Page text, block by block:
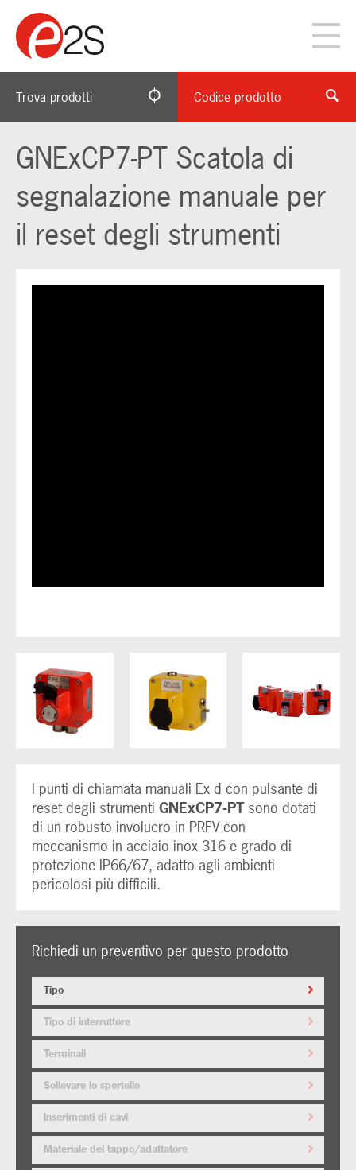
Trova prodotti Codice prodotto
GNExCP7-PT Scatola di
segnalazione manuale per
il reset degli strumenti
I punti di chiamata manuali Ex d con pulsante di
reset degli strumenti GNExCP7-PTsono dotati
di un robusto involucro in PRFV con
meccanismo in acciaio inox 316 e grado di
protezione IP66/67, adatto agli ambienti
pericolosi più difficili.
Richiedi un preventivo per questo prodotto
Tipo
Tipo di interruttore
Terminali
Sollevare lo sportello
Inserimenti di cavi
Materiale del tappo/adattatore